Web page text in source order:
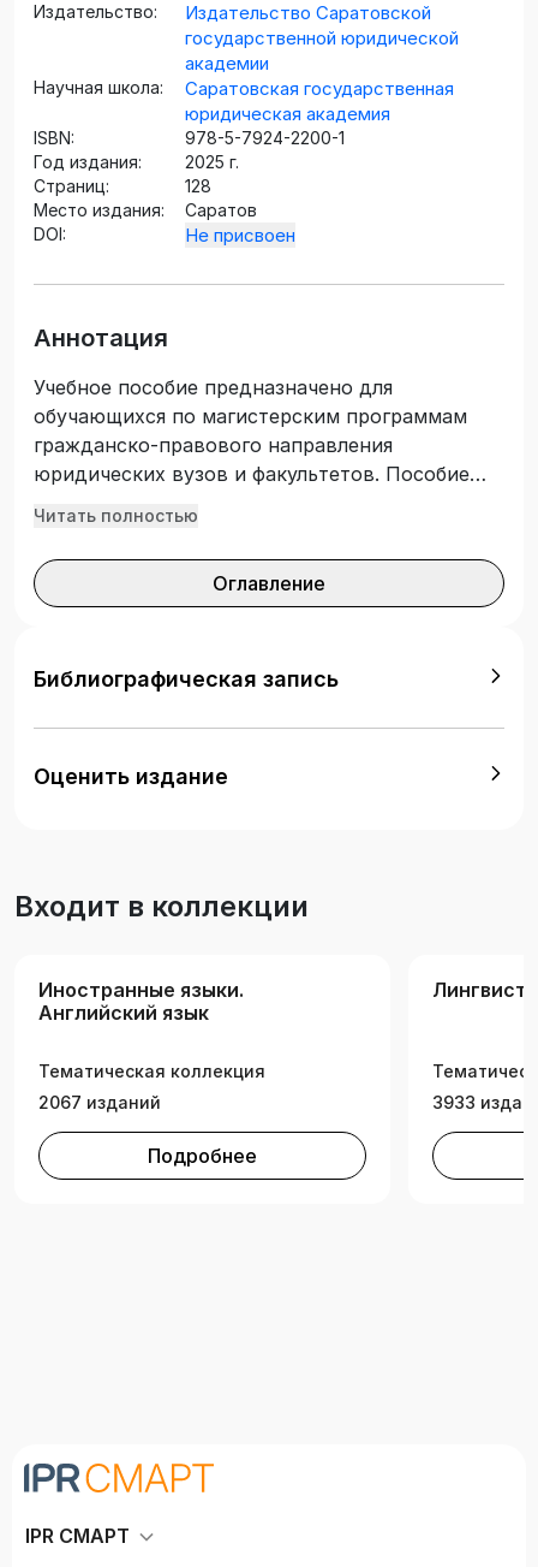
Издательство:
Издательство Саратовской
государственной юридической
академии
Научная школа:
Саратовская государственная
юридическая академия
ISBN:
978-5-7924-2200-1
Год издания:
2025 г.
Страниц:
128
Место издания:
Саратов
DOI:
Не присвоен
Аннотация
Учебное пособие предназначено для
обучающихся по магистерским программам
гражданско-правового направления
юридических вузов и факультетов. Пособие
состоит из двух частей: первая часть включает
для академических целей, упражнения для
развития умений написания аннотаций и
общенаучной лексики; вторая часть содержит
адаптированные учебные тексты (для
изучающего, ознакомительного и
просмотрового чтения), краткий глоссарий
Читать полностью
Оглавление
Библиографическая запись
Оценить издание
Входит в коллекции
Иностранные языки.
Английский язык
Тематическая коллекция
2067 изданий
Подробнее
3933
IPR СМАРТ